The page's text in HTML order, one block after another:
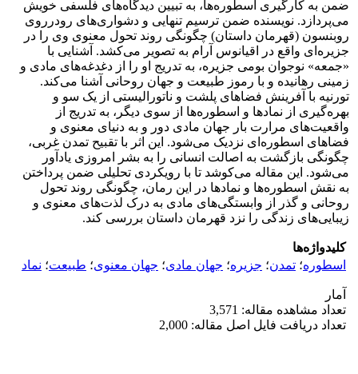
ضمن به کارگیری اسطوره‌ها، به تبیین دیدگاه‌های فلسفی خویش
می‌پردازد. نویسنده ضمن ترسیم تنهایی و دشواری‌های رودرروی
روبنسون (قهرمان داستان) چگونگی روند تحول معنوی وی را در
جزیره‌ای واقع در اقیانوس آرام به تصویر می‌کشد. آشنایی با
«جمعه» نوجوان بومی جزیره، به تدریج او را از دغدغه‌های مادی و
زمینی رهانیده و با رموز طبیعت و جهان روحانی آشنا می‌کند.
تورنیه با آفرینش فضاهای پلشت و ناتورالیستی از یک سو و
بهره‌گیری از نمادها و اسطوره‌ها از سوی دیگر، به تدریج از
واقعیت‌های مرارت بار جهان مادی دور و به دنیای معنوی و
فضاهای اسطوره‌ای نزدیک می‌شود. این اثر با تقبیح تمدن غربی،
چگونگی بازگشت به اصالت انسانی را به بشر امروزی یادآور
می‌شود. این مقاله می‌کوشد تا با رویکردی تحلیلی ضمن پرداختن
به نقش اسطوره‌ها و نمادها در این رمان، چگونگی روند تحول
روحانی و گذر از وابستگی‌های مادی به درک لذت‌های معنوی و
زیبایی‌های زندگی را نزد قهرمان داستان بررسی کند.
کلیدواژه‌ها
اسطوره؛ تمدن؛ جزیره؛ جهان مادی؛ جهان معنوی؛ طبیعت؛ نماد
آمار
تعداد مشاهده مقاله: 3,571
تعداد دریافت فایل اصل مقاله: 2,000